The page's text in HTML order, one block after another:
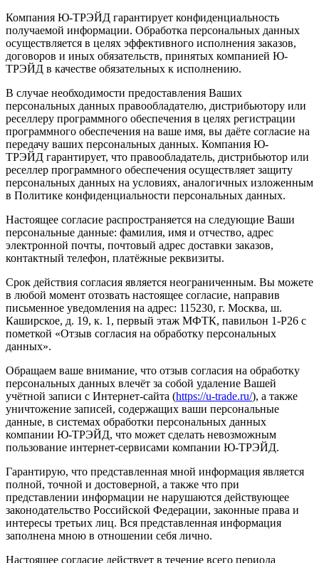
Компания Ю-ТРЭЙД гарантирует конфиденциальность
получаемой информации. Обработка персональных данных
осуществляется в целях эффективного исполнения заказов,
договоров и иных обязательств, принятых компанией Ю-
ТРЭЙД в качестве обязательных к исполнению.
В случае необходимости предоставления Ваших
персональных данных правообладателю, дистрибьютору или
реселлеру программного обеспечения в целях регистрации
программного обеспечения на ваше имя, вы даёте согласие на
передачу ваших персональных данных. Компания Ю-
ТРЭЙД гарантирует, что правообладатель, дистрибьютор или
реселлер программного обеспечения осуществляет защиту
персональных данных на условиях, аналогичных изложенным
в Политике конфиденциальности персональных данных.
Настоящее согласие распространяется на следующие Ваши
персональные данные: фамилия, имя и отчество, адрес
электронной почты, почтовый адрес доставки заказов,
контактный телефон, платёжные реквизиты.
Срок действия согласия является неограниченным. Вы можете
в любой момент отозвать настоящее согласие, направив
письменное уведомления на адрес: 115230, г. Москва, ш.
Каширское, д. 19, к. 1, первый этаж МФТК, павильон 1-Р26 с
пометкой «Отзыв согласия на обработку персональных
данных».
Обращаем ваше внимание, что отзыв согласия на обработку
персональных данных влечёт за собой удаление Вашей
учётной записи с Интернет-сайта (https://u-trade.ru/), а также
уничтожение записей, содержащих ваши персональные
данные, в системах обработки персональных данных
компании Ю-ТРЭЙД, что может сделать невозможным
пользование интернет-сервисами компании Ю-ТРЭЙД.
Гарантирую, что представленная мной информация является
полной, точной и достоверной, а также что при
представлении информации не нарушаются действующее
законодательство Российской Федерации, законные права и
интересы третьих лиц. Вся представленная информация
заполнена мною в отношении себя лично.
Настоящее согласие действует в течение всего периода